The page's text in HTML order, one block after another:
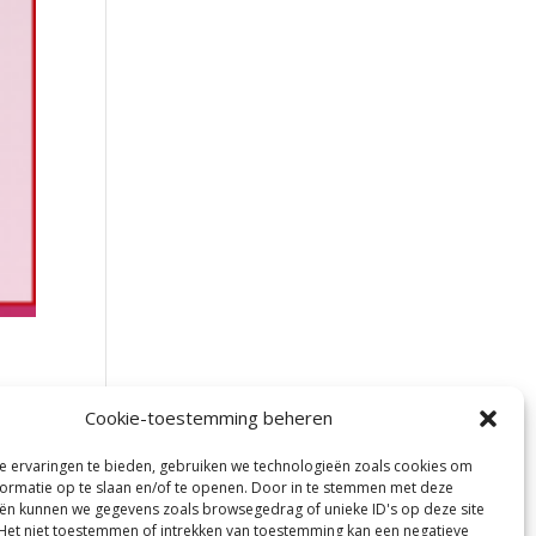
Cookie-toestemming beheren
ervaringen te bieden, gebruiken we technologieën zoals cookies om
op te slaan en/of te openen. Door in te stemmen met deze
kunnen we gegevens zoals browsegedrag of unieke ID's op deze site
niet toestemmen of intrekken van toestemming kan een negatieve